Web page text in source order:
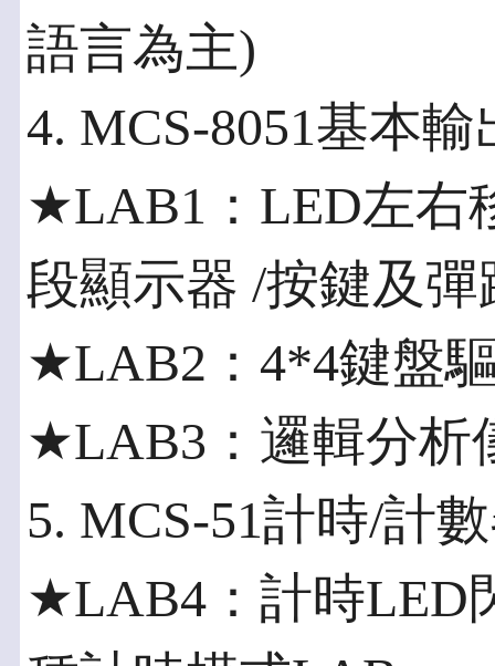
語言為主)
4. MCS-8051基本
★LAB1：LED左右
段顯示器 /按鍵及彈
★LAB2：4*4鍵盤
★LAB3：邏輯分析
5. MCS-51計時/計
★LAB4：計時LED